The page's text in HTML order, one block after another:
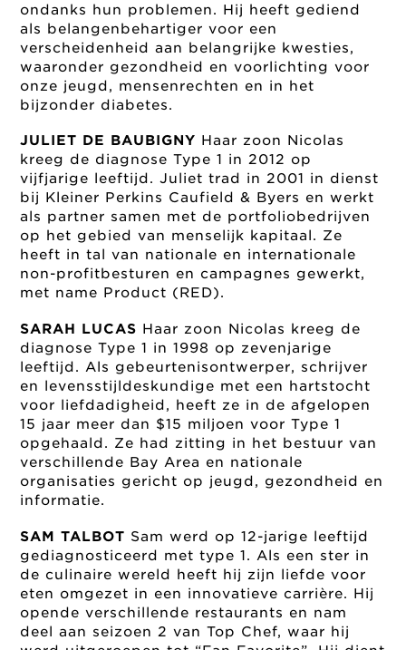
ondanks hun problemen. Hij heeft gediend
als belangenbehartiger voor een
verscheidenheid aan belangrijke kwesties,
waaronder gezondheid en voorlichting voor
onze jeugd, mensenrechten en in het
bijzonder diabetes.
JULIET DE BAUBIGNY Haar zoon Nicolas
kreeg de diagnose Type 1 in 2012 op
vijfjarige leeftijd. Juliet trad in 2001 in dienst
bij Kleiner Perkins Caufield & Byers en werkt
als partner samen met de portfoliobedrijven
op het gebied van menselijk kapitaal. Ze
heeft in tal van nationale en internationale
non-profitbesturen en campagnes gewerkt,
met name Product (RED).
SARAH LUCAS Haar zoon Nicolas kreeg de
diagnose Type 1 in 1998 op zevenjarige
leeftijd. Als gebeurtenisontwerper, schrijver
en levensstijldeskundige met een hartstocht
voor liefdadigheid, heeft ze in de afgelopen
15 jaar meer dan $15 miljoen voor Type 1
opgehaald. Ze had zitting in het bestuur van
verschillende Bay Area en nationale
organisaties gericht op jeugd, gezondheid en
informatie.
SAM TALBOT Sam werd op 12-jarige leeftijd
gediagnosticeerd met type 1. Als een ster in
de culinaire wereld heeft hij zijn liefde voor
eten omgezet in een innovatieve carrière. Hij
opende verschillende restaurants en nam
deel aan seizoen 2 van Top Chef, waar hij